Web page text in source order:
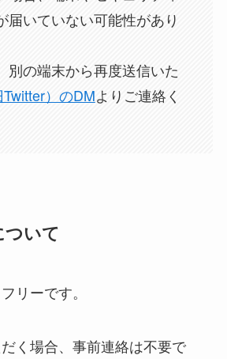
届いていない可能性があり
別の端末から再度送信いた
）のDMよりご連絡く
ついて
リーです。
く場合、事前連絡は不要で